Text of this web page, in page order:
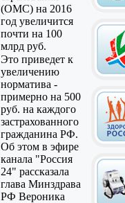
(ОМС) на 2016
год увеличится
почти на 100
млрд руб.
Это приведет к
увеличению
норматива -
примерно на 500
руб. на каждого
застрахованного
гражданина РФ.
Об этом в эфире
канала "Россия
24" рассказала
глава Минздрава
РФ Вероника